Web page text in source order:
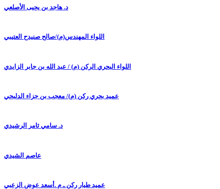
د. هاجد بن يحيى الأصلعي
اللواء المهندس(م)/صالح صنيدح العتيبي
اللواء البحري الركن (م) / عبد الله بن جابر الزايدي
عميد بحري ركن (م)/ معجب بن جزاء الدلبحي
د. سامي ثامر الرشيدي
عاصم الشيدي
عميد طيار ركن ـ م .أسعد عوض الزعبي